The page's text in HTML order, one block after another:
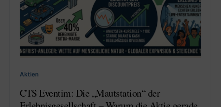
Aktien
CTS Eventim: Die „Mautstation“ der